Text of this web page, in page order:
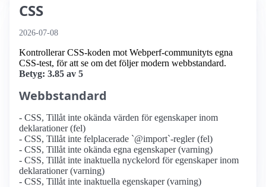
CSS
2026-07-08
Kontrollerar CSS-koden mot Webperf-communityts egna
CSS-test, för att se om det följer modern webbstandard.
Betyg: 3.85 av 5
Webbstandard
- CSS, Tillåt inte okända värden för egenskaper inom
deklarationer (fel)
- CSS, Tillåt inte felplacerade `@import`-regler (fel)
- CSS, Tillåt inte okända egna egenskaper (varning)
- CSS, Tillåt inte inaktuella nyckelord för egenskaper inom
deklarationer (varning)
- CSS, Tillåt inte inaktuella egenskaper (varning)